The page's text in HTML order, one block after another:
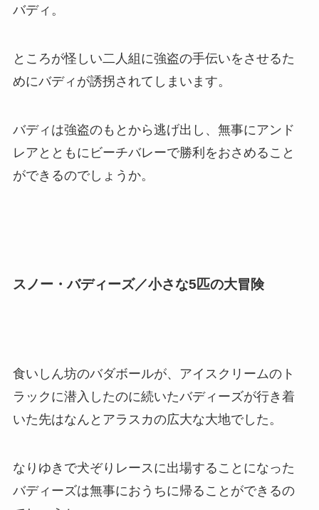
バディ。
ところが怪しい二人組に強盗の手伝いをさせるた
めにバディが誘拐されてしまいます。
バディは強盗のもとから逃げ出し、無事にアンド
レアとともにビーチバレーで勝利をおさめること
ができるのでしょうか。
スノー・バディーズ／小さな5匹の大冒険
食いしん坊のバダボールが、アイスクリームのト
ラックに潜入したのに続いたバディーズが行き着
いた先はなんとアラスカの広大な大地でした。
なりゆきで犬ぞりレースに出場することになった
バディーズは無事におうちに帰ることができるの